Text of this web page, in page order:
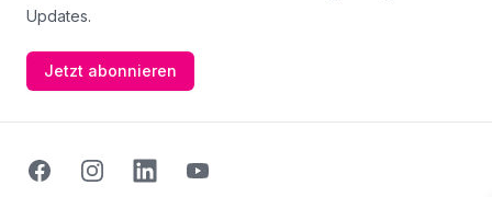
Updates.
Jetzt abonnieren
FacebookInstagramLinkedinYoutube